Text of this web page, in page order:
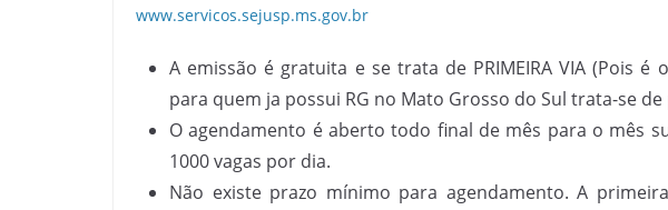
www.servicos.sejusp.ms.gov.br
A emissão é gratuita e se trata de PRIMEIRA VIA (Pois é
para quem ja possui RG no Mato Grosso do Sul trata-se
O agendamento é aberto todo final de mês para o mês
1000 vagas por dia.
Não existe prazo mínimo para agendamento. A